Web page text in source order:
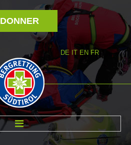
DONNER
DE IT EN FR